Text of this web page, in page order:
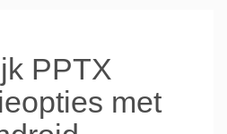
PPTX
met